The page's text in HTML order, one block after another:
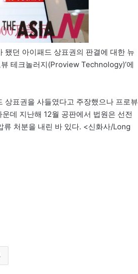
던 아이패드 상표권의 판결에 대한 뉴
테크놀러지(Proview Technology)’에
표권을 사들였다고 주장했으나 프로뷰
데 지난해 12월 공판에서 법원은 선전
류 처분을 내린 바 있다. <신화사/Long